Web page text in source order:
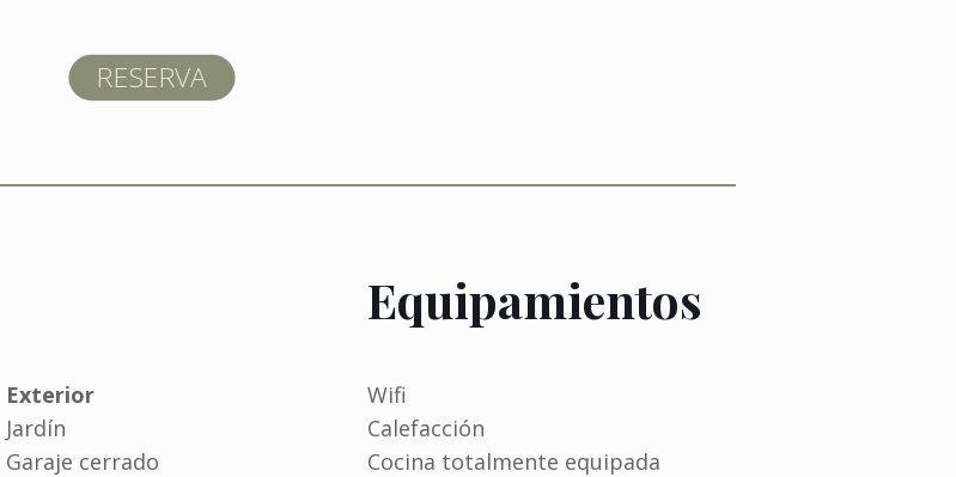
RESERVA
Equipamientos
Exterior
Jardín
Garaje cerrado
Wifi
Calefacción
Cocina totalmente equipada